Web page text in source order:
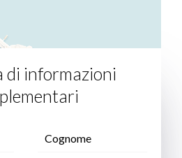
di informazioni